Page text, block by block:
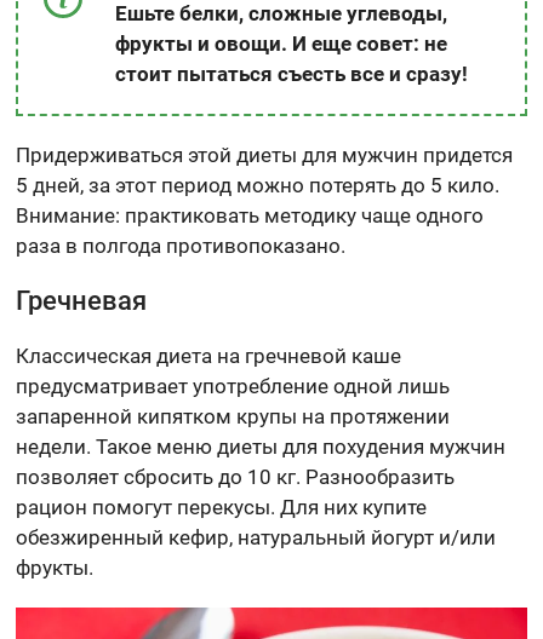
Ешьте белки, сложные углеводы,
фрукты и овощи. И еще совет: не
стоит пытаться съесть все и сразу!
Придерживаться этой диеты для мужчин придется
5 дней, за этот период можно потерять до 5 кило.
Внимание: практиковать методику чаще одного
раза в полгода противопоказано.
Гречневая
Классическая диета на гречневой каше
предусматривает употребление одной лишь
запаренной кипятком крупы на протяжении
недели. Такое меню диеты для похудения мужчин
позволяет сбросить до 10 кг. Разнообразить
рацион помогут перекусы. Для них купите
обезжиренный кефир, натуральный йогурт и/или
фрукты.